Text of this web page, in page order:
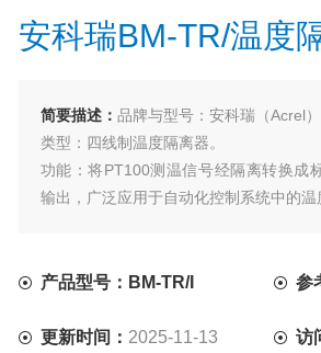
安科瑞BM-TR/温度
简要描述： 品牌与型号：安科瑞（Acrel
类型：四线制温度隔离器。
功能：将PT100测温信号经隔离转换成
输出，广泛应用于自动化控制系统中的温
产品型号：BM-TR/I 参
更新时间： 2025-11-13 访